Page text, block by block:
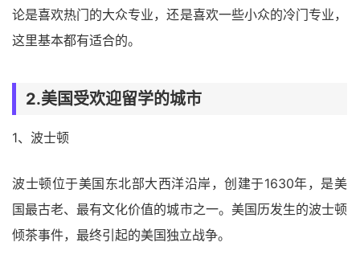
论是喜欢热门的大众专业，还是喜欢一些小众的冷门专业，
这里基本都有适合的。
2.美国受欢迎留学的城市
1、波士顿
波士顿位于美国东北部大西洋沿岸，创建于1630年，是美
国最古老、最有文化价值的城市之一。美国历发生的波士顿
倾茶事件，最终引起的美国独立战争。